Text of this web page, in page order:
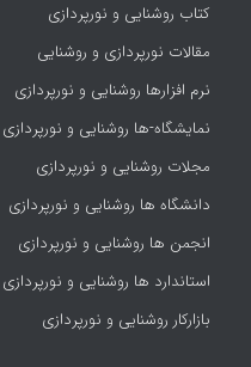
کتاب روشنایی و نورپردازی
مقالات نورپردازی و روشنایی
نرم افزارها روشنایی و نورپردازی
نمایشگاه-ها روشنایی و نورپردازی
مجلات روشنایی و نورپردازی
دانشگاه ها روشنایی و نورپردازی
انجمن ها روشنایی و نورپردازی
استاندارد ها روشنایی و نورپردازی
بازارکار روشنایی و نورپردازی